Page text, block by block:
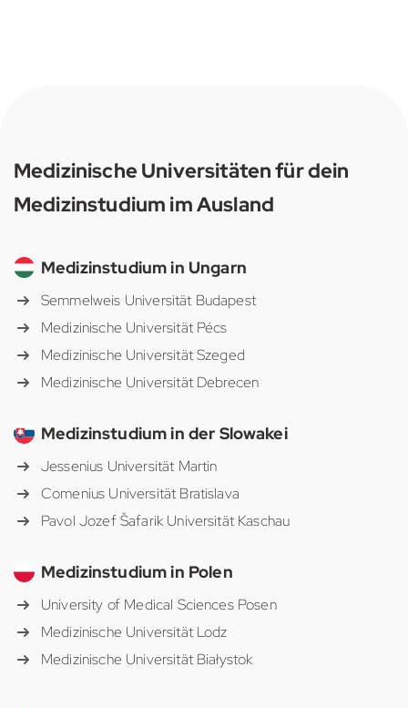
Medizinische Universitäten für dein
Medizinstudium im Ausland
Medizinstudium in Ungarn
Semmelweis Universität Budapest
Medizinische Universität Pécs
Medizinische Universität Szeged
Medizinische Universität Debrecen
Medizinstudium in der Slowakei
Jessenius Universität Martin
Comenius Universität Bratislava
Pavol Jozef Šafarik Universität Kaschau
Medizinstudium in Polen
University of Medical Sciences Posen
Medizinische Universität Lodz
Medizinische Universität Białystok